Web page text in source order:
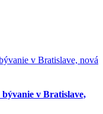
v Bratislave,